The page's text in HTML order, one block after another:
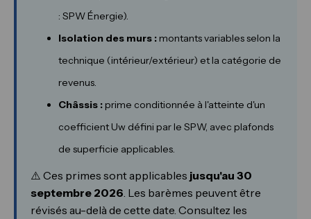
: SPW Énergie).
Isolation des murs :montants variables selon la
technique (intérieur/extérieur) et la catégorie de
revenus.
Châssis :prime conditionnée à l'atteinte d'un
coefficient Uw défini par le SPW, avec plafonds
de superficie applicables.
⚠️ Ces primes sont applicables jusqu'au 30
septembre 2026 . Les barèmes peuvent être
révisés au-delà de cette date. Consultez les